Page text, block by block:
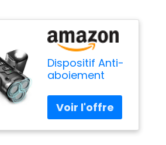
Dispositif Anti-
aboiement
Dispositif Anti-
aboiement À
Ultrasons,
Lampe De